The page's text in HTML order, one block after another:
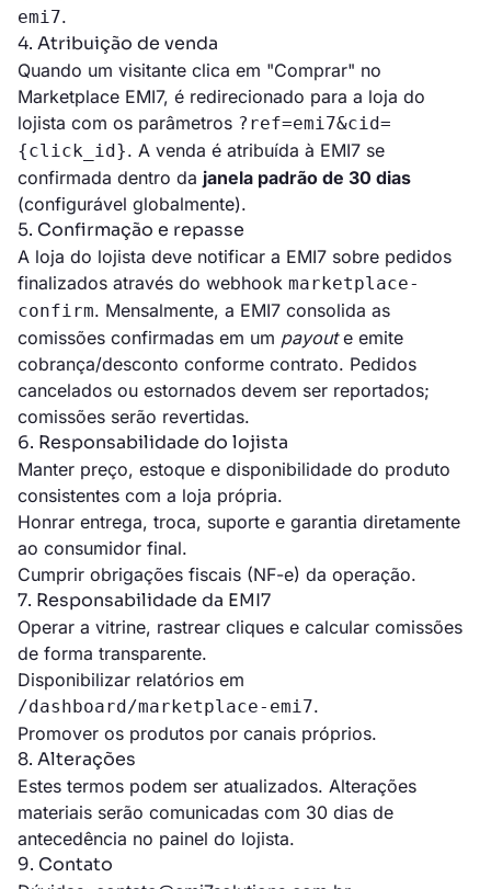
emi7.
4. Atribuição de venda
Quando um visitante clica em "Comprar" no
Marketplace EMI7, é redirecionado para a loja do
lojista com os parâmetros ?ref=emi7&cid=
{click_id}. A venda é atribuída à EMI7 se
confirmada dentro da janela padrão de 30 dias
(configurável globalmente).
5. Confirmação e repasse
A loja do lojista deve notificar a EMI7 sobre pedidos
finalizados através do webhook marketplace-
confirm. Mensalmente, a EMI7 consolida as
comissões confirmadas em um payoute emite
cobrança/desconto conforme contrato. Pedidos
cancelados ou estornados devem ser reportados;
comissões serão revertidas.
6. Responsabilidade do lojista
Manter preço, estoque e disponibilidade do produto
consistentes com a loja própria.
Honrar entrega, troca, suporte e garantia diretamente
ao consumidor final.
Cumprir obrigações fiscais (NF-e) da operação.
7. Responsabilidade da EMI7
Operar a vitrine, rastrear cliques e calcular comissões
de forma transparente.
Disponibilizar relatórios em
/dashboard/marketplace-emi7.
Promover os produtos por canais próprios.
8. Alterações
Estes termos podem ser atualizados. Alterações
materiais serão comunicadas com 30 dias de
antecedência no painel do lojista.
9. Contato